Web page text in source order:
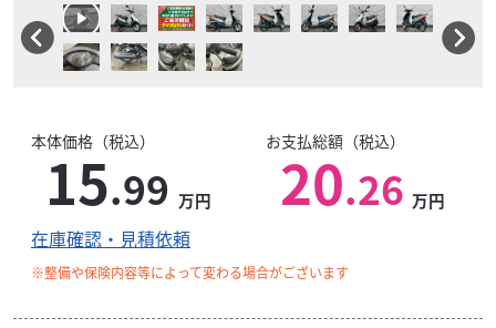
本体価格（税込）
15.99 万円
お支払総額（税込）
20.26 万円
在庫確認・見積依頼
※整備や保険内容等によって変わる場合がございます